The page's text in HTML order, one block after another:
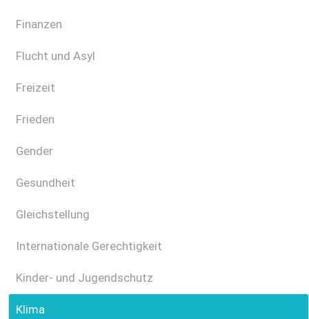
Finanzen
Flucht und Asyl
Freizeit
Frieden
Gender
Gesundheit
Gleichstellung
Internationale Gerechtigkeit
Kinder- und Jugendschutz
Klima